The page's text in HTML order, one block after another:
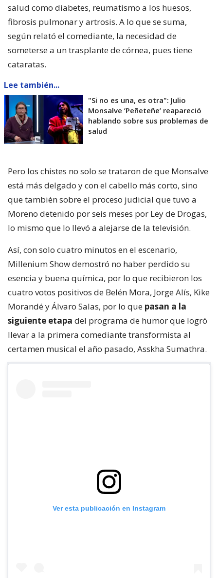
salud como diabetes, reumatismo a los huesos,
fibrosis pulmonar y artrosis. A lo que se suma,
según relató el comediante, la necesidad de
someterse a un trasplante de córnea, pues tiene
cataratas.
Lee también...
"Si no es una, es otra": Julio
Monsalve ’Peñeteñe’ reapareció
hablando sobre sus problemas de
salud
Pero los chistes no solo se trataron de que Monsalve
está más delgado y con el cabello más corto, sino
que también sobre el proceso judicial que tuvo a
Moreno detenido por seis meses por Ley de Drogas,
lo mismo que lo llevó a alejarse de la televisión.
Así, con solo cuatro minutos en el escenario,
Millenium Show demostró no haber perdido su
esencia y buena química, por lo que recibieron los
cuatro votos positivos de Belén Mora, Jorge Alís, Kike
Morandé y Álvaro Salas, por lo que pasan a la
siguiente etapa del programa de humor que logró
llevar a la primera comediante transformista al
certamen musical el año pasado, Asskha Sumathra.
Ver esta publicación en Instagram